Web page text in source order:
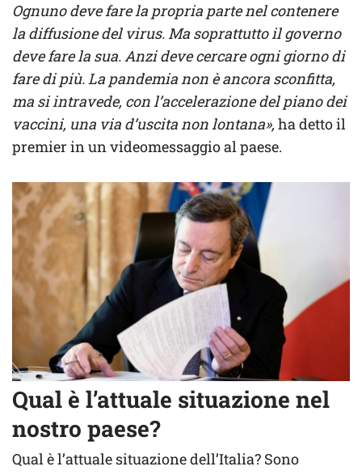
Ognuno deve fare la propria parte nel contenere
la diffusione del virus. Ma soprattutto il governo
deve fare la sua. Anzi deve cercare ogni giorno di
fare di più. La pandemia non è ancora sconfitta,
ma si intravede, con l’accelerazione del piano dei
vaccini, una via d’uscita non lontana»,ha detto il
premier in un videomessaggio al paese.
Qual è l’attuale situazione nel
nostro paese?
Qual è l’attuale situazione dell’Italia? Sono